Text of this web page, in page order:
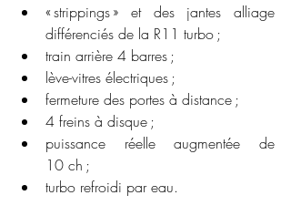
« strippings » et des jantes alliage
différenciés de la R11 turbo ;
train arrière 4 barres ;
lève-vitres électriques ;
fermeture des portes à distance ;
4 freins à disque ;
puissance réelle augmentée de
10 ch ;
turbo refroidi par eau.